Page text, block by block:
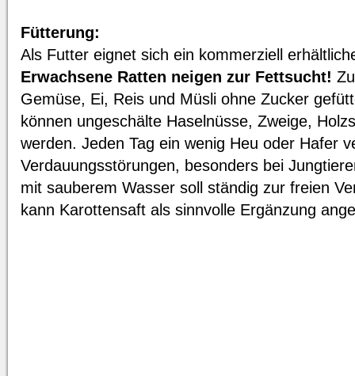
Fütterung:
Als Futter eignet sich ein kommerziell
Erwachsene Ratten neigen zur Fettsucht!
Gemüse, Ei, Reis und Müsli ohne Zucker
können ungeschälte Haselnüsse, Zweige,
werden. Jeden Tag ein wenig Heu oder Hafer
Verdauungsstörungen, besonders bei
mit sauberem Wasser soll ständig zur freien
kann Karottensaft als sinnvolle Ergänzung